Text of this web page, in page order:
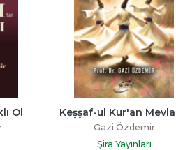
Ol Keşşaf-ul Kur'an
Gazi Özdemir
Şira Yayınları